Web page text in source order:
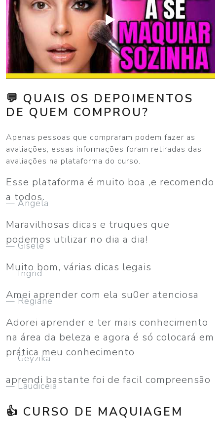
▶️
💬 QUAIS OS DEPOIMENTOS
DE QUEM COMPROU?
Apenas pessoas que compraram podem fazer as
avaliações, essas informações foram retiradas das
avaliações na plataforma do curso.
Esse plataforma é muito boa ,e recomendo
a todos.
Angela
Maravilhosas dicas e truques que
podemos utilizar no dia a dia!
Gisele
Muito bom, várias dicas legais
Ingrid
Amei aprender com ela su0er atenciosa
Regiane
Adorei aprender e ter mais conhecimento
na área da beleza e agora é só colocará em
prática meu conhecimento
Geyzika
aprendi bastante foi de facil compreensão
Laudiceia
👍 CURSO DE MAQUIAGEM